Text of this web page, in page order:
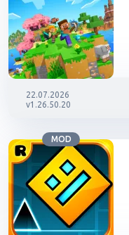
22.07.2026
v1.26.50.20
MOD